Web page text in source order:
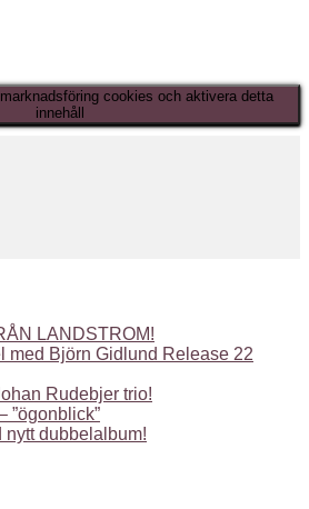
cookies och aktivera detta
innehåll
LANDSTROM!
med Björn Gidlund Release 22
Rudebjer trio!
”ögonblick”
nytt dubbelalbum!